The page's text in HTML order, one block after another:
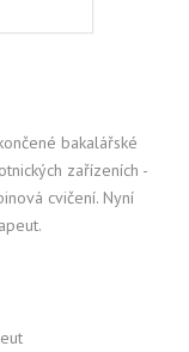
bakalářské
zařízeních -
cvičení. Nyní